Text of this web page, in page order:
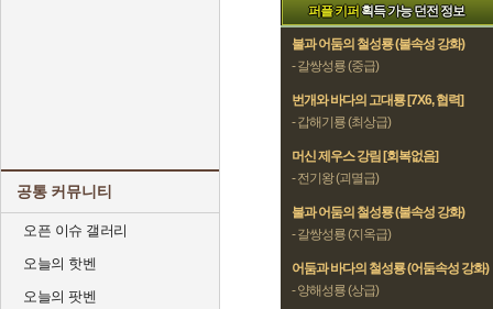
공통 커뮤니티
오픈 이슈 갤러리
오늘의 핫벤
오늘의 팟벤
퍼플 키퍼획득 가능 던전 정보
불과 어둠의 철성룡 (불속성 강화)
- 갈쌍성룡 (중급)
번개와 바다의 고대룡 [7X6, 협력]
- 갑해기룡 (최상급)
머신 제우스 강림 [회복없음]
- 전기왕 (괴멸급)
불과 어둠의 철성룡 (불속성 강화)
- 갈쌍성룡 (지옥급)
어둠과 바다의 철성룡 (어둠속성 강화)
- 양해성룡 (상급)